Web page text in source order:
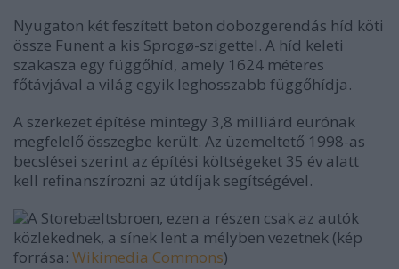
Nyugaton két feszített beton dobozgerendás híd köti
össze Funent a kis Sprogø-szigettel. A híd keleti
szakasza egy függőhíd, amely 1624 méteres
főtávjával a világ egyik leghosszabb függőhídja.
A szerkezet építése mintegy 3,8 milliárd eurónak
megfelelő összegbe került. Az üzemeltető 1998-as
becslései szerint az építési költségeket 35 év alatt
kell refinanszírozni az útdíjak segítségével.
A Storebæltsbroen, ezen a részen csak az autók
közlekednek, a sínek lent a mélyben vezetnek (kép
forrása: Wikimedia Commons)